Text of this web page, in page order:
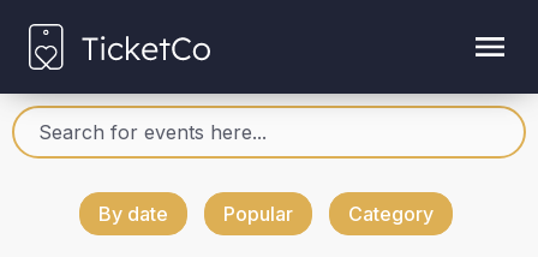
By date Popular Category